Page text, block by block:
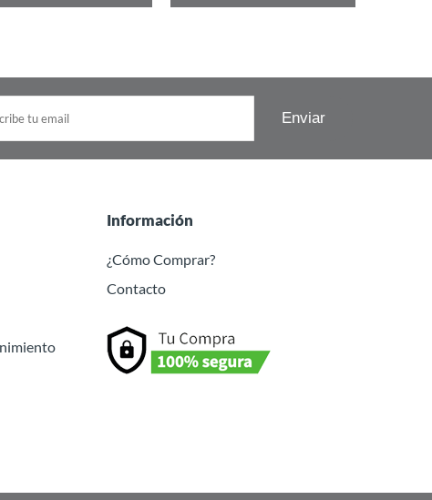
Información
¿Cómo Comprar?
Contacto